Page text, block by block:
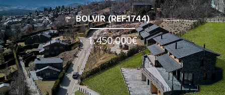
BOLVIR (REF.1744)
1.450.000€